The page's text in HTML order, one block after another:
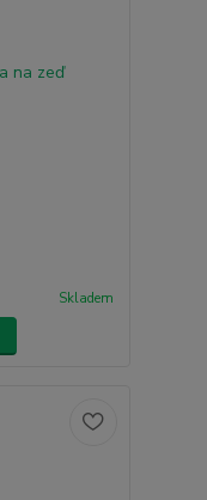
Skladem